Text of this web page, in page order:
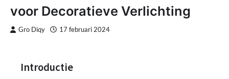
voor Decoratieve Verlichting
Gro Diqy 17 februari 2024
Introductie